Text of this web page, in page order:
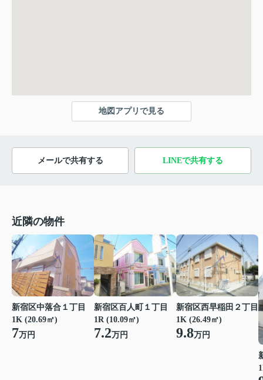
地図アプリで見る
メールで共有する LINEで共有する
近隣の物件
新宿区中落合１丁目
1K (20.69㎡)
7万円
新宿区百人町１丁目
1R (10.09㎡)
7.2万円
新宿区西早稲田２丁目
1K (26.49㎡)
9.8万円